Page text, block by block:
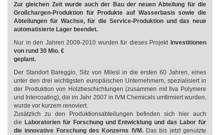
Zur gleichen Zeit wurde auch der Bau der neuen Abteilung für die
Großchargen-Produktion für Produkte auf Wasserbasis sowie die
Abteilungen für Wachse, für die Service-Produktion und das neue
automatisierte Lager beendet.
Nur in den Jahren 2009-2010 wurden für dieses Projekt Investitionen
von rund 30 Mio. €
geplant.
Der Standort Bareggio, Sitz von Milesi in die ersten 60 Jahren, eines
unter den drei wichtigsten europäischen Unternehmern, spezialisiert in
der Produktion von Holzbeschichtungen (zusammen mit Ilva Polymere
und Intercoating), die im Jahr 2007 in IVM Chemicals umfirmiert wurden,
wurde vor kurzem renoviert.
Zusätzlich zu den Produktionsabteilungen befinden sich hier auch
die Laboratorien für Forschung und Entwicklung und das Labor für
die innovative Forschung des Konzerns IVM.Das bis jetzt genutzte